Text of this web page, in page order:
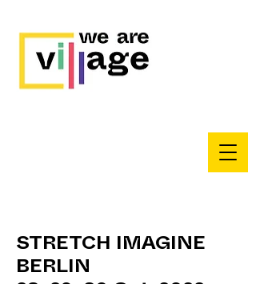
STRETCH IMAGINE
BERLIN